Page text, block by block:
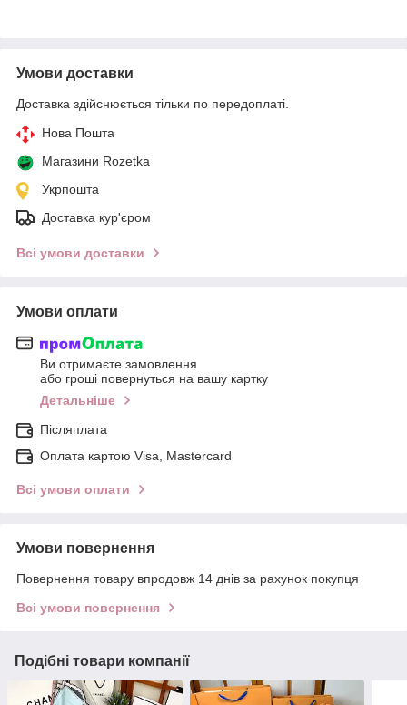
Умови доставки
Доставка здійснюється тільки по передоплаті.
Нова Пошта
Магазини Rozetka
Укрпошта
Доставка кур'єром
Всі умови доставки
Умови оплати
Ви отримаєте замовлення
або гроші повернуться на вашу картку
Детальніше
Післяплата
Оплата картою Visa, Mastercard
Всі умови оплати
Умови повернення
Повернення товару впродовж 14 днів за рахунок покупця
Всі умови повернення
Подібні товари компанії